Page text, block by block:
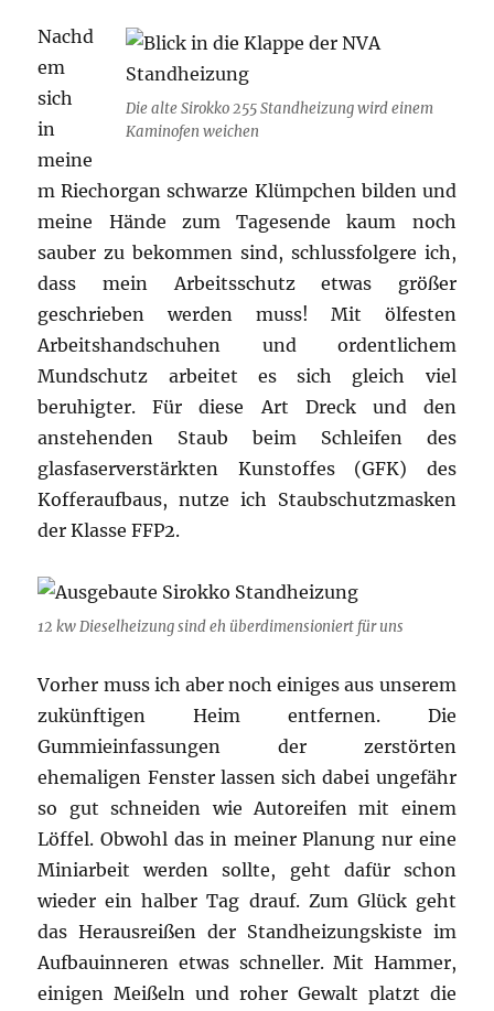
Die alte Sirokko 255 Standheizung wird einem
Kaminofen weichen
Nachd
em
sich
in
meine
m Riechorgan schwarze Klümpchen bilden und
meine Hände zum Tagesende kaum noch
sauber zu bekommen sind, schlussfolgere ich,
dass mein Arbeitsschutz etwas größer
geschrieben werden muss! Mit ölfesten
Arbeitshandschuhen und ordentlichem
Mundschutz arbeitet es sich gleich viel
beruhigter. Für diese Art Dreck und den
anstehenden Staub beim Schleifen des
glasfaserverstärkten Kunstoffes (GFK) des
Kofferaufbaus, nutze ich Staubschutzmasken
der Klasse FFP2.
12 kw Dieselheizung sind eh überdimensioniert für uns
Vorher muss ich aber noch einiges aus unserem
zukünftigen Heim entfernen. Die
Gummieinfassungen der zerstörten
ehemaligen Fenster lassen sich dabei ungefähr
so gut schneiden wie Autoreifen mit einem
Löffel. Obwohl das in meiner Planung nur eine
Miniarbeit werden sollte, geht dafür schon
wieder ein halber Tag drauf. Zum Glück geht
das Herausreißen der Standheizungskiste im
Aufbauinneren etwas schneller. Mit Hammer,
einigen Meißeln und roher Gewalt platzt die